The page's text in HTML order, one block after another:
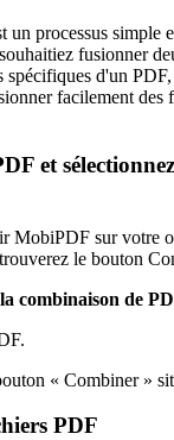
un processus simple
fusionner
spécifiques d'un
facilement des
et
MobiPDF sur votre
le bouton
combinaison de
« Combiner »
PDF